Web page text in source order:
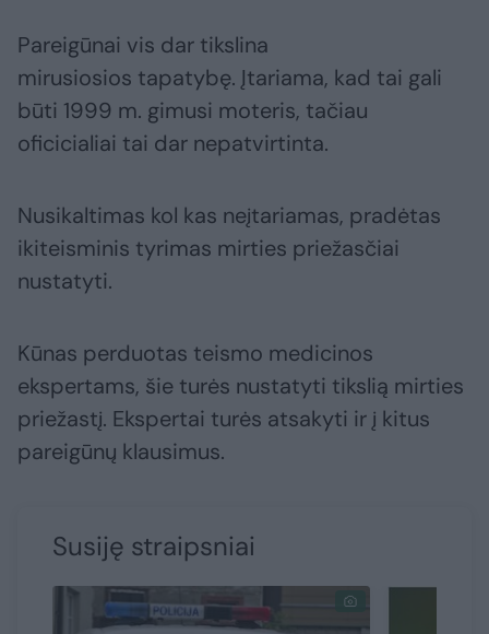
Pareigūnai vis dar tikslina
mirusiosios tapatybę. Įtariama, kad tai gali
būti 1999 m. gimusi moteris, tačiau
oficicialiai tai dar nepatvirtinta.
Nusikaltimas kol kas neįtariamas, pradėtas
ikiteisminis tyrimas mirties priežasčiai
nustatyti.
Kūnas perduotas teismo medicinos
ekspertams, šie turės nustatyti tikslią mirties
priežastį. Ekspertai turės atsakyti ir į kitus
pareigūnų klausimus.
Susiję straipsniai